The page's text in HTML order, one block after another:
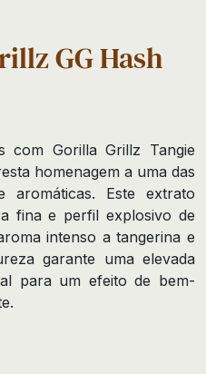
GG Hash
com Gorilla Grillz Tangie
homenagem a uma das
aromáticas. Este extrato
fina e perfil explosivo de
intenso a tangerina e
garante uma elevada
para um efeito de bem-